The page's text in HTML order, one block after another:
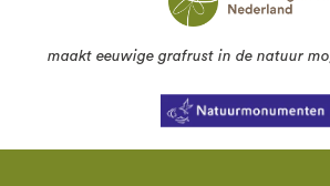
maakt eeuwige grafrust in de natuur